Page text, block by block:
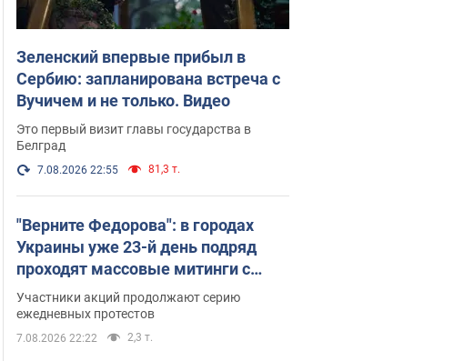
Зеленский впервые прибыл в
Сербию: запланирована встреча с
Вучичем и не только. Видео
Это первый визит главы государства в
Белград
7.08.2026 22:55 81,3 т.
"Верните Федорова": в городах
Украины уже 23-й день подряд
проходят массовые митинги с
плакатами. Фото и видео
Участники акций продолжают серию
ежедневных протестов
7.08.2026 22:22 2,3 т.